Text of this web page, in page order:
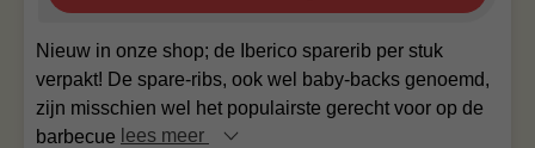
Nieuw in onze shop; de Iberico sparerib per stuk
verpakt! De spare-ribs, ook wel baby-backs genoemd,
zijn misschien wel het populairste gerecht voor op de
barbecue lees meer